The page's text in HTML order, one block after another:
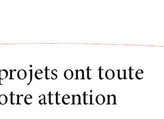
ont toute
attention